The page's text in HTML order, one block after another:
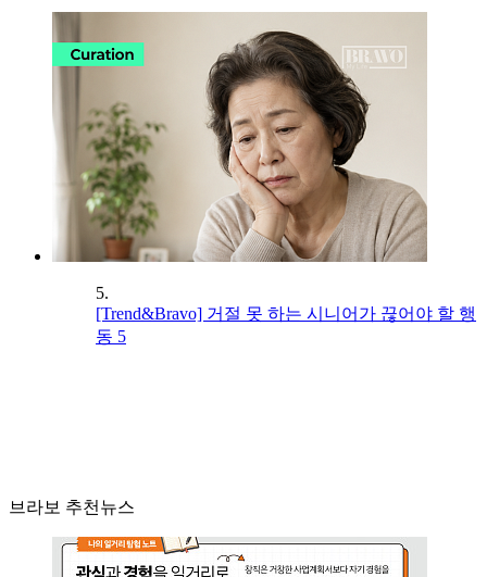
5.
[Trend&Bravo] 거절 못 하는 시니어가 끊어야 할 행
동 5
브라보 추천뉴스